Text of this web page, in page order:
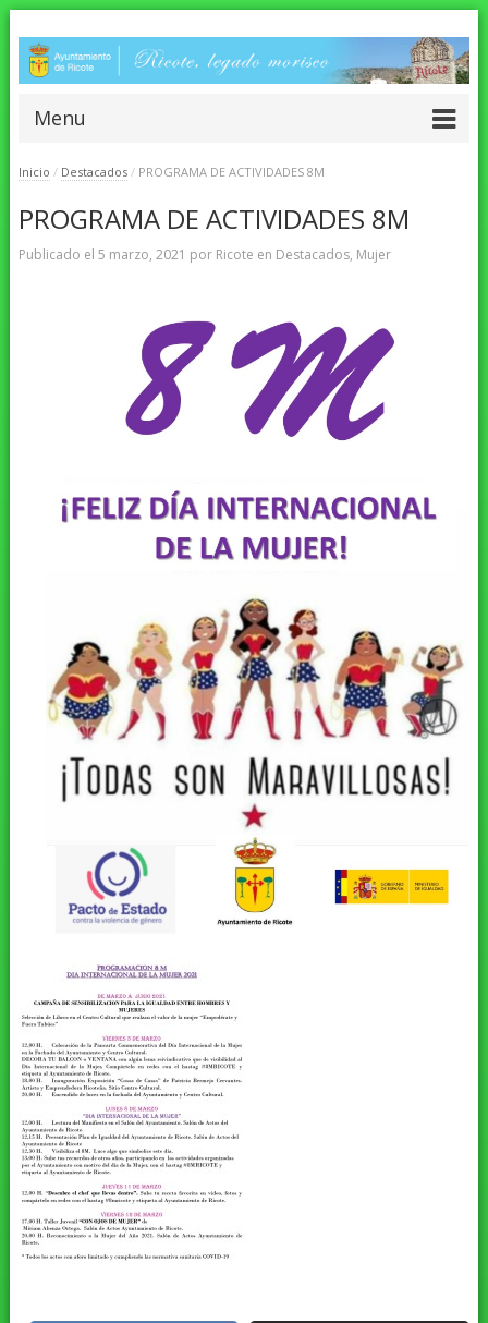
Menu
Inicio / Destacados / PROGRAMA DE ACTIVIDADES 8M
PROGRAMA DE ACTIVIDADES 8M
Publicado el 5 marzo, 2021 por Ricote en Destacados, Mujer